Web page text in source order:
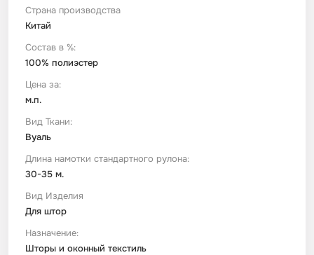
Страна производства
Китай
Состав в %:
100% полиэстер
Цена за:
м.п.
Вид Ткани:
Вуаль
Длина намотки стандартного рулона:
30-35 м.
Вид Изделия
Для штор
Назначение:
Шторы и оконный текстиль
Штапель